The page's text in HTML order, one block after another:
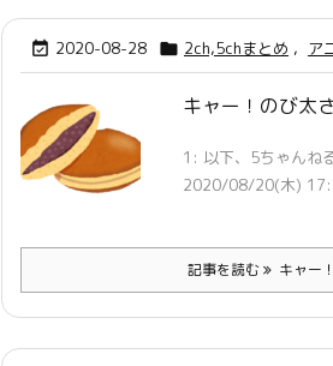
 2020-08-28  2ch,5chまとめ , ア
キャー！のび太
1: 以下、5ちゃんね
2020/08/20(木)
記事を読む キャー